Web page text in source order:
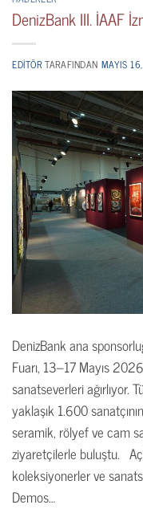
DenizBank III. İAAF
EDITÖRTARAFINDAN MAYIS
DenizBank ana
Fuarı, 13–17 Mayıs
sanatseverleri ağırlıyor.
yaklaşık 1.600
seramik, rölyef ve cam
ziyaretçilerle buluştu.
koleksiyonerler ve
Demos…